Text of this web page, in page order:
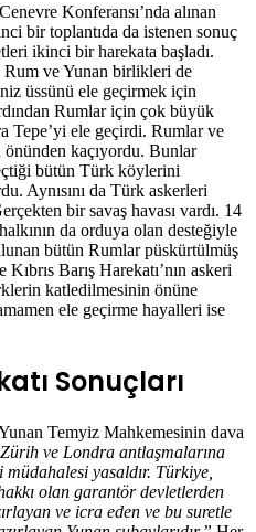
Konferansı’nda alınan
bir toplantıda da istenen sonuç
ikinci bir harekata başladı.
ve Yunan birlikleri de
üssünü ele geçirmek için
Rumlar için çok büyük
Tepe’yi ele geçirdi. Rumlar ve
kaçıyordu. Bunlar
bütün Türk köylerini
Aynısını da Türk askerleri
bir savaş havası vardı. 14
da orduya olan desteğiyle
bütün Rumlar püskürtülmüş
Barış Harekatı’nın askeri
katledilmesinin önüne
ele geçirme hayalleri ise
Sonuçları
Temyiz Mahkemesinin dava
ve Londra antlaşmalarına
müdahalesi yasaldır. Türkiye,
olan garantör devletlerden
ve icra eden ve bu suretle